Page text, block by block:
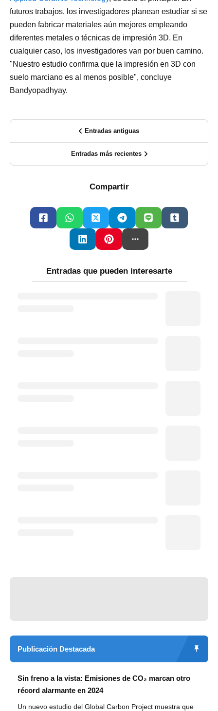
futuros trabajos, los investigadores planean estudiar si se
pueden fabricar materiales aún mejores empleando
diferentes metales o técnicas de impresión 3D. En
cualquier caso, los investigadores van por buen camino.
"Nuestro estudio confirma que la impresión en 3D con
suelo marciano es al menos posible", concluye
Bandyopadhyay.
Entradas antiguas
Entradas más recientes
Compartir
Entradas que pueden interesarte
Publicación Destacada
Sin freno a la vista: Emisiones de CO₂ marcan otro
récord alarmante en 2024
Un nuevo estudio del Global Carbon Project muestra que